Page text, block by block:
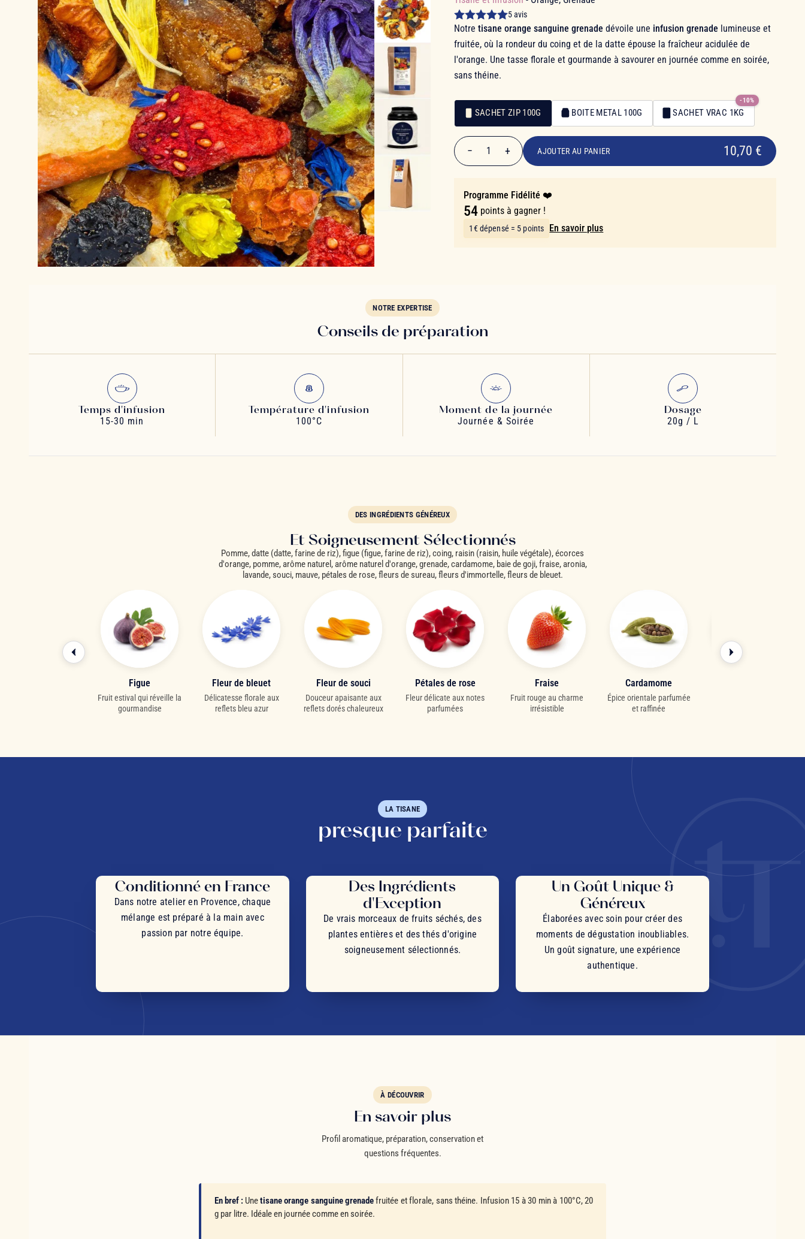
5 avis
Notretisane orange sanguine grenade dévoile une infusion grenade lumineuse et
fruitée, où la rondeur du coing et de la datte épouse la fraîcheur acidulée de
l'orange. Une tasse florale et gourmande à savourer en journée comme en soirée,
sans théine.
Emballage
Emballage
SACHET ZIP 100G BOITE METAL 100G SACHET VRAC 1KG
-10%
10,70 €
− 1 +
Quantité
AJOUTER AU PANIER 10,70 €
Programme Fidélité ❤️
54 points à gagner !
1€ dépensé = 5 points En savoir plus
NOTRE EXPERTISE
Conseils de préparation
Temps d'infusion
15-30 min
Température d'infusion
100°C
Moment de la journée
Journée & Soirée
Dosage
20g / L
DES INGRÉDIENTS GÉNÉREUX
Et Soigneusement Sélectionnés
Figue
Fruit estival qui réveille la
gourmandise
Fleur de bleuet
Délicatesse florale aux
reflets bleu azur
Fleur de souci
Douceur apaisante aux
reflets dorés chaleureux
Pétales de rose
Fleur délicate aux notes
parfumées
Fraise
Fruit rouge au charme
irrésistible
Cardamome
Épice orientale parfumée
et raffinée
Pomme, datte (datte, farine de riz), figue (figue, farine de riz), coing, raisin (raisin, huile végétale), écorces
d'orange, pomme, arôme naturel, arôme naturel d'orange, grenade, cardamome, baie de goji, fraise, aronia,
lavande, souci, mauve, pétales de rose, fleurs de sureau, fleurs d'immortelle, fleurs de bleuet.
LA TISANE
presque parfaite
Conditionné en France
Dans notre atelier en Provence, chaque
mélange est préparé à la main avec
passion par notre équipe.
Des Ingrédients
d'Exception
De vrais morceaux de fruits séchés, des
plantes entières et des thés d'origine
soigneusement sélectionnés.
Un Goût Unique &
Généreux
Élaborées avec soin pour créer des
moments de dégustation inoubliables.
Un goût signature, une expérience
authentique.
À DÉCOUVRIR
En savoir plus
Profil aromatique, préparation, conservation et
questions fréquentes.
En bref : Unetisane orange sanguine grenadefruitée et florale, sans théine. Infusion 15 à 30 min à 100°C, 20
g par litre. Idéale en journée comme en soirée.